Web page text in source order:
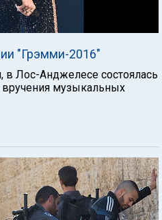
"Грэмми-2016"
в Лос-Анджелесе состоялась
музыкальных